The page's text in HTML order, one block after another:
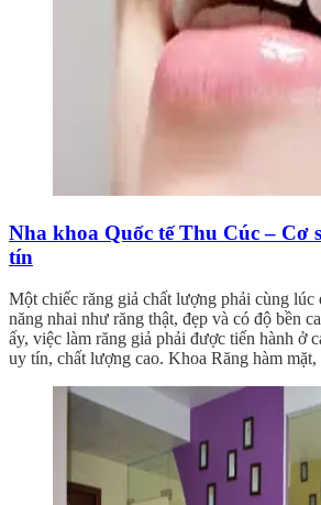
Nha khoa Quốc tế Thu Cúc – Cơ
tín
Một chiếc răng giả chất lượng phải cùng lúc
năng nhai như răng thật, đẹp và có độ bền
ấy, việc làm răng giả phải được tiến hành ở
uy tín, chất lượng cao. Khoa Răng hàm